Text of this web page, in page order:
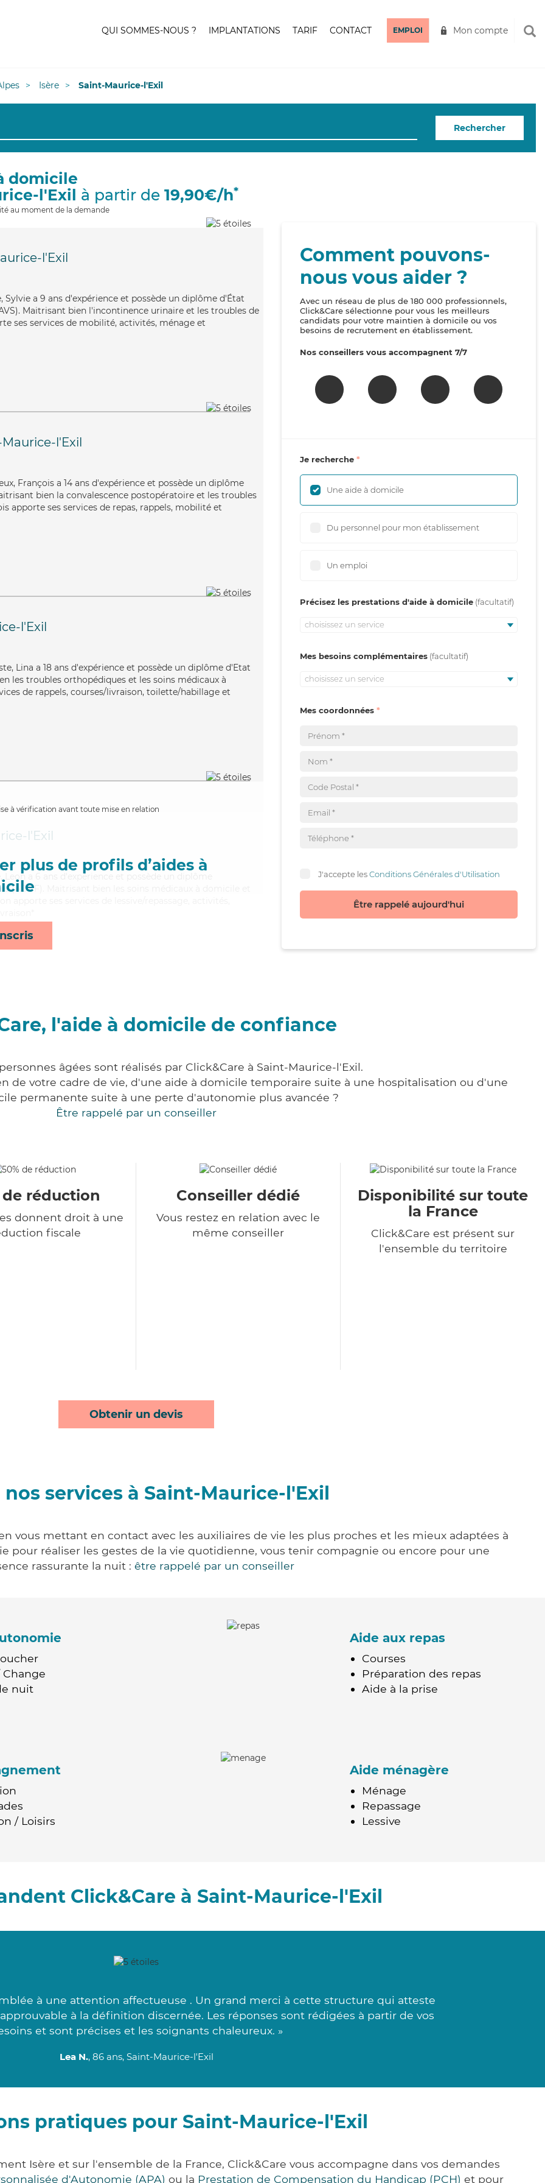
QUI SOMMES-NOUS ? IMPLANTATIONS TARIF CONTACT EMPLOI Mon compte
Isère Saint-Maurice-l'Exil
Rechercher
domicile
l'Exil à partir de 19,90€/h*
au moment de la demande
l'Exil
Sylvie a 9 ans d'expérience et possède un diplôme d'État
Maitrisant bien l'incontinence urinaire et les troubles de
ses services de mobilité, activités, ménage et
l'Exil
François a 14 ans d'expérience et possède un diplôme
bien la convalescence postopératoire et les troubles
apporte ses services de repas, rappels, mobilité et
l'Exil
Lina a 18 ans d'expérience et possède un diplôme d'Etat
les troubles orthopédiques et les soins médicaux à
de rappels, courses/livraison, toilette/habillage et
à vérification avant toute mise en relation
plus de profils d’aides à
l'Exil
Leon a 6 ans d'expérience et possède un diplôme
(ADVF). Maitrisant bien les soins médicaux à domicile et
Comment pouvons-
nous vous aider ?
Avec un réseau de plus de 180 000 professionnels,
Click&Care sélectionne pour vous les meilleurs
candidats pour votre maintien à domicile ou vos
besoins de recrutement en établissement.
Nos conseillers vous accompagnent 7/7
Je recherche
Une aide à domicile
Du personnel pour mon établissement
Un emploi
Précisez les prestations d'aide à domicile
choisissez un service
Mes besoins complémentaires
choisissez un service
Mes coordonnées
J'accepte lesConditions Générales d'Utilisation
Être rappelé aujourd'hui
l'aide à domicile de confiance
âgées sont réalisés par Click&Care à Saint-Maurice-l'Exil.
de votre cadre de vie, d'une aide à domicile temporaire suite à une hospitalisation ou d'une
permanente suite à une perte d'autonomie plus avancée ?
Être rappelé par un conseiller
de réduction
donnent droit à une
fiscale
Conseiller dédié
Vous restez en relation avec le
même conseiller
Disponibilité sur toute
la France
Click&Care est présent sur
l'ensemble du territoire
Obtenir un devis
nos services à Saint-Maurice-l'Exil
vous mettant en contact avec les auxiliaires de vie les plus proches et les mieux adaptées à
pour réaliser les gestes de la vie quotidienne, vous tenir compagnie ou encore pour une
rassurante la nuit : être rappelé par un conseiller
nuit
Aide aux repas
Courses
Préparation des repas
Aide à la prise
/ Loisirs
Aide ménagère
Ménage
Repassage
Lessive
Click&Care à Saint-Maurice-l'Exil
à une attention affectueuse . Un grand merci à cette structure qui atteste
à la définition discernée. Les réponses sont rédigées à partir de vos
et sont précises et les soignants chaleureux. »
Lea N., 86 ans, Saint-Maurice-l'Exil
pratiques pour Saint-Maurice-l'Exil
Isère et sur l'ensemble de la France, Click&Care vous accompagne dans vos demandes
d'Autonomie (APA) ou la Prestation de Compensation du Handicap (PCH) et pour